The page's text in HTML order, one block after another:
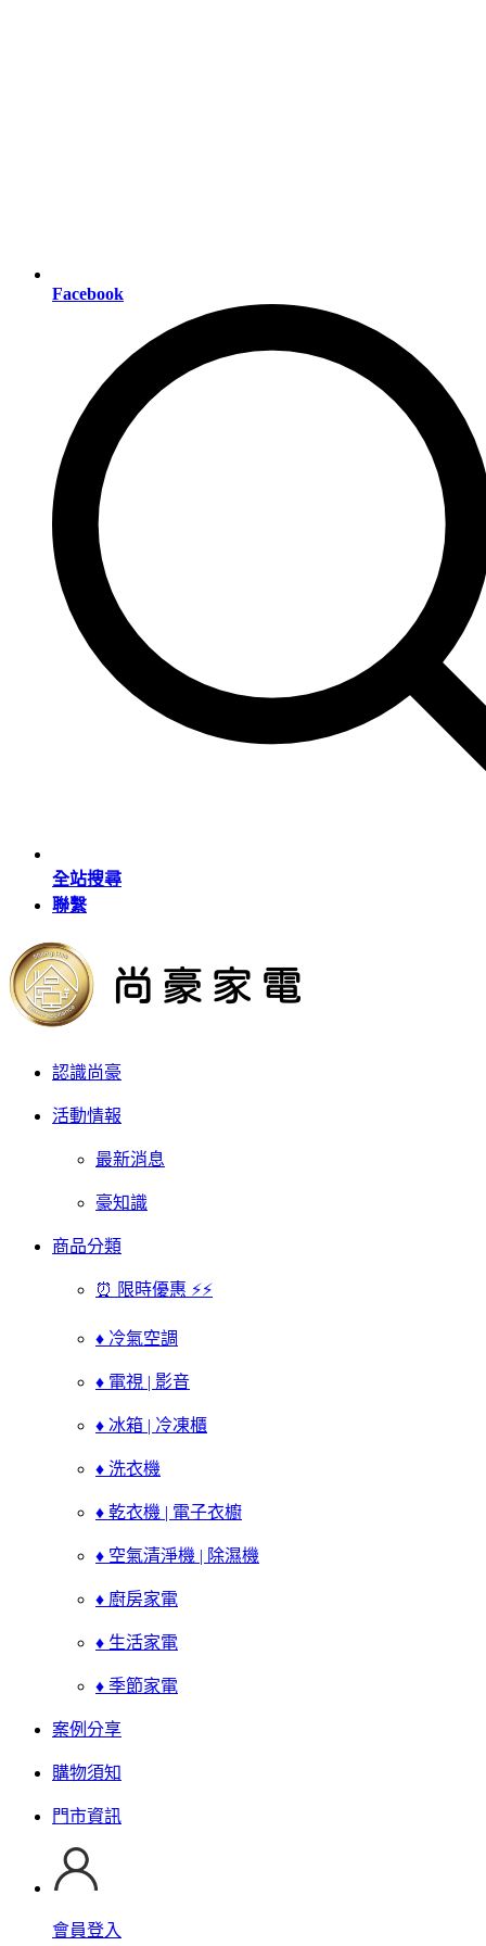
Facebook
全站搜尋
聯繫
認識尚豪
活動情報
最新消息
豪知識
商品分類
⏰ 限時優惠 ⚡⚡
♦ 冷氣空調
♦ 電視 | 影音
♦ 冰箱 | 冷凍櫃
♦ 洗衣機
♦ 乾衣機 | 電子衣櫥
♦ 空氣清淨機 | 除濕機
♦ 廚房家電
♦ 生活家電
♦ 季節家電
案例分享
購物須知
門市資訊
會員登入